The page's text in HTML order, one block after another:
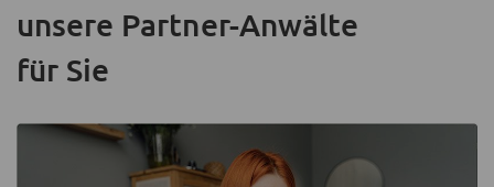
unsere Partner-Anwälte
für Sie